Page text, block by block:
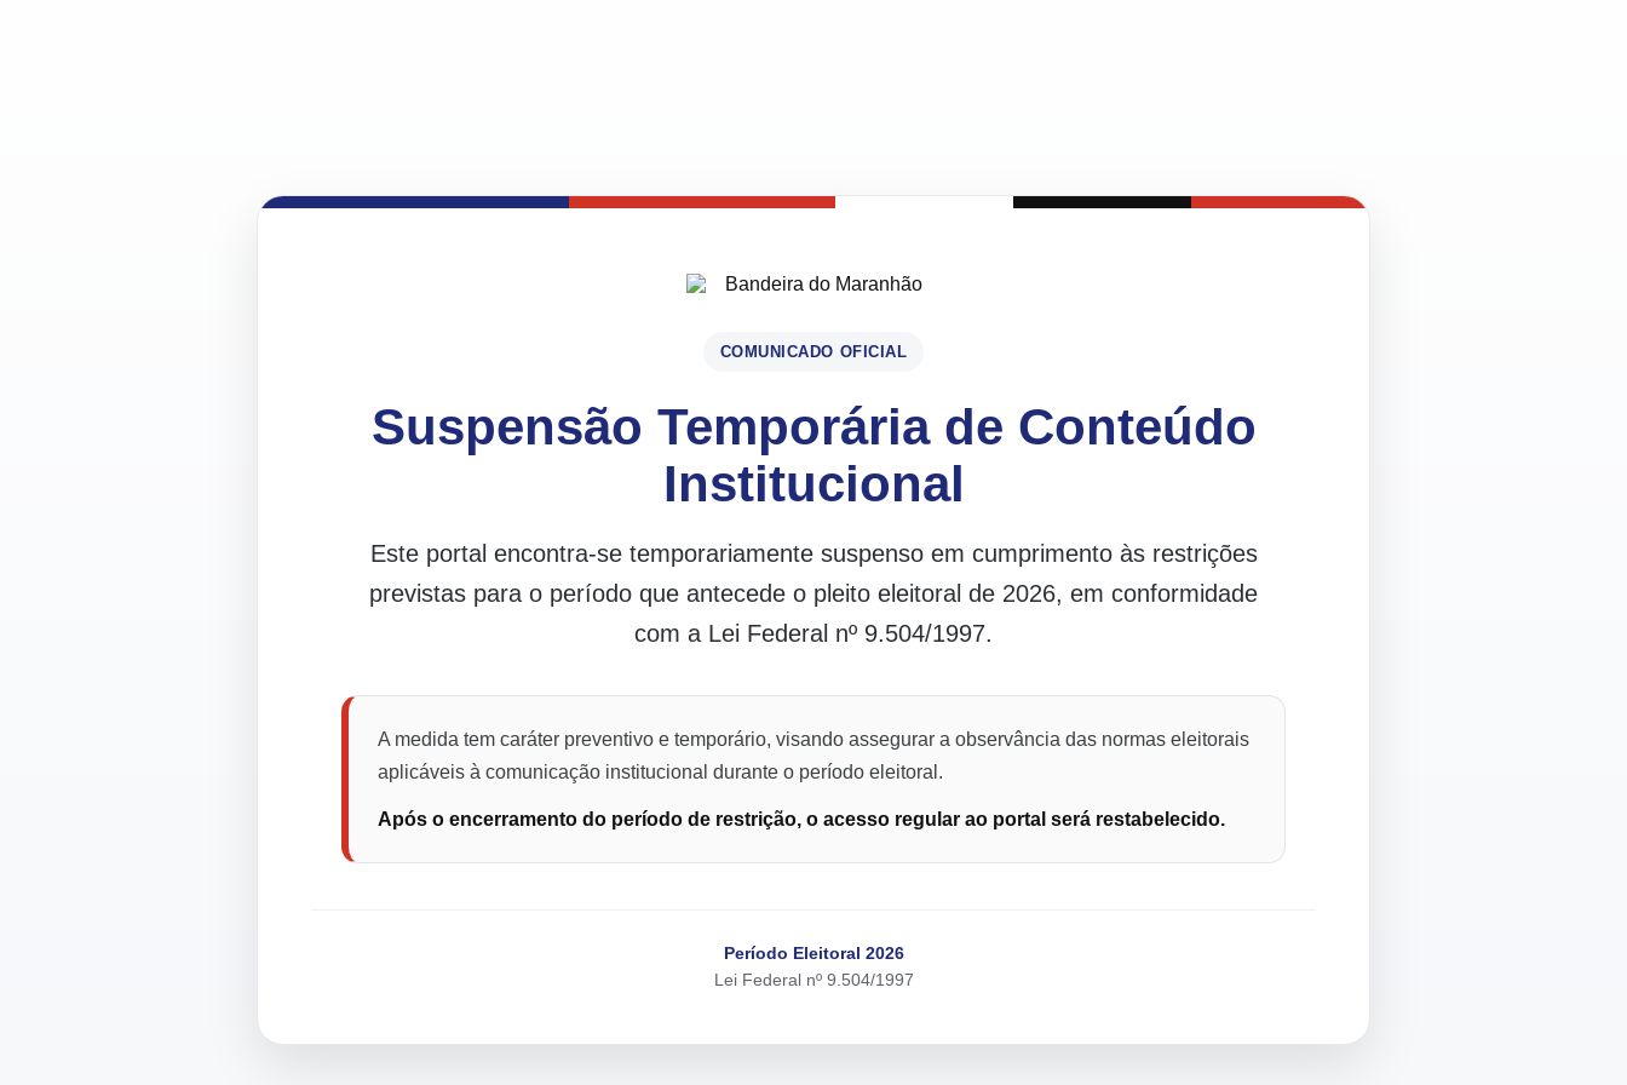
COMUNICADO OFICIAL
Suspensão Temporária de Conteúdo
Institucional
Este portal encontra-se temporariamente suspenso em cumprimento às restrições
previstas para o período que antecede o pleito eleitoral de 2026, em conformidade
com a Lei Federal nº 9.504/1997.
A medida tem caráter preventivo e temporário, visando assegurar a observância das normas eleitorais
aplicáveis à comunicação institucional durante o período eleitoral.
Após o encerramento do período de restrição, o acesso regular ao portal será restabelecido.
Período Eleitoral 2026
Lei Federal nº 9.504/1997